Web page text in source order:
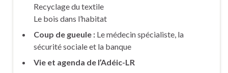
Recyclage du textile
Le bois dans l’habitat
Coup de gueule : Le médecin spécialiste, la
sécurité sociale et la banque
Vie et agenda de l’Adéic-LR